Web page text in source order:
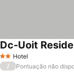
2 Estrelas
Hotel
Dc-Uoit
/ Pontuação não